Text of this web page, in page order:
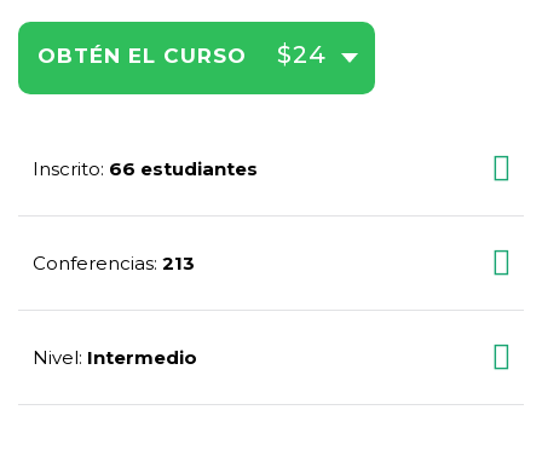
OBTÉN EL CURSO $24
Inscrito: 66 estudiantes
Conferencias: 213
Nivel: Intermedio